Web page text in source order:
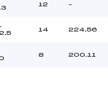
12 –
14 224.56
8 200.11